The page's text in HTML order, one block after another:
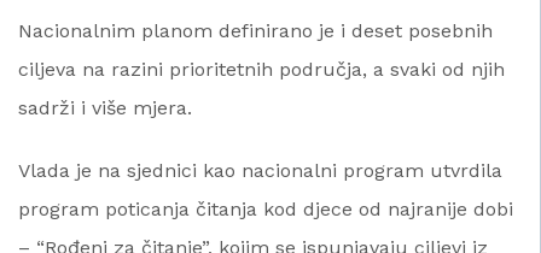
Nacionalnim planom definirano je i deset posebnih
ciljeva na razini prioritetnih područja, a svaki od njih
sadrži i više mjera.
Vlada je na sjednici kao nacionalni program utvrdila
program poticanja čitanja kod djece od najranije dobi
– “Rođeni za čitanje”, kojim se ispunjavaju ciljevi iz